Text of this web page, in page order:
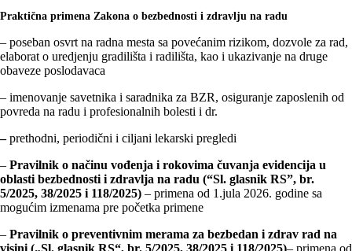
Praktična primena Zakona o bezbednosti i zdravlju na radu
– poseban osvrt na radna mesta sa povećanim rizikom, dozvole za rad,
elaborat o uredjenju gradilišta i radilišta, kao i ukazivanje na druge
obaveze poslodavaca
– imenovanje savetnika i saradnika za BZR, osiguranje zaposlenih od
povreda na radu i profesionalnih bolesti i dr.
–prethodni, periodični i ciljani lekarski pregledi
– Pravilnik o načinu vođenja i rokovima čuvanja evidencija u
oblasti bezbednosti i zdravlja na radu (“Sl. glasnik RS”, br.
5/2025, 38/2025 i 118/2025) – primena od 1.jula 2026. godine sa
mogućim izmenama pre početka primene
– Pravilnik o preventivnim merama za bezbedan i zdrav rad na
visini („Sl. glasnik RS“, br. 5/2025, 38/2025 i 118/2025)– primena od